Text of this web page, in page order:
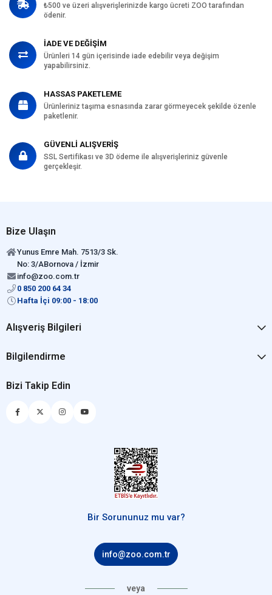
₺500 ve üzeri alışverişlerinizde kargo ücreti ZOO tarafından
ödenir.
İADE VE DEĞİŞİM
Ürünleri 14 gün içerisinde iade edebilir veya değişim
yapabilirsiniz.
HASSAS PAKETLEME
Ürünleriniz taşıma esnasında zarar görmeyecek şekilde özenle
paketlenir.
GÜVENLİ ALIŞVERİŞ
SSL Sertifikası ve 3D ödeme ile alışverişleriniz güvenle
gerçekleşir.
Bize Ulaşın
Yunus Emre Mah. 7513/3 Sk.
No: 3/ABornova / İzmir
info@zoo.com.tr
0 850 200 64 34
Hafta İçi 09:00 - 18:00
Alışveriş Bilgileri
Bilgilendirme
Bizi Takip Edin
Bir Sorununuz mu var?
info@zoo.com.tr
veya